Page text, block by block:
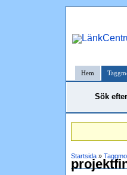
Hem
Sök efter
Startsida »